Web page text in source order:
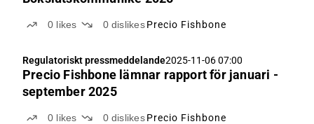
0 likes 0 dislikes Precio Fishbone
Regulatoriskt pressmeddelande2025-11-06 07:00
Precio Fishbone lämnar rapport för januari -
september 2025
0 likes 0 dislikes Precio Fishbone